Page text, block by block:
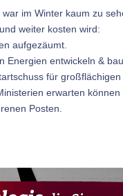
im Winter kaum zu
weiter kosten wird:
aufgezäumt.
Energien entwickeln &
für
erwarten
Posten.